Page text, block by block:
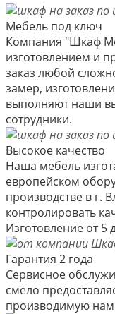
Мебель под ключ
Компания "Шкаф
изготовлением и
заказ любой
замер,
выполняют наши
сотрудники.
Высокое качество
Наша мебель
европейском
производстве в г.
контролировать
Изготовление от 5
Гарантия 2 года
Сервисное
смело
производимую